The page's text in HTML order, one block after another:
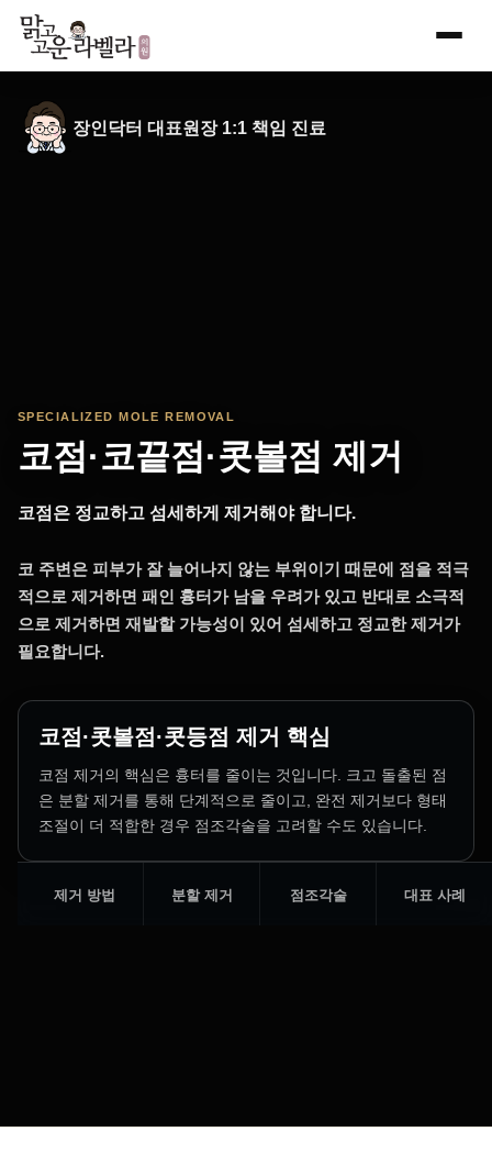
Skip
content
장인닥터 대표원장 1:1 책임 진료
코점은 정교하고 섬세하게 제거해야 합니다.
코 주변은 피부가 잘 늘어나지 않는 부위이기 때문에 점을 적극
적으로 제거하면 패인 흉터가 남을 우려가 있고 반대로 소극적
으로 제거하면 재발할 가능성이 있어 섬세하고 정교한 제거가
필요합니다.
코점·콧볼점·콧등점 제거 핵심
코점 제거의 핵심은 흉터를 줄이는 것입니다. 크고 돌출된 점
은 분할 제거를 통해 단계적으로 줄이고, 완전 제거보다 형태
조절이 더 적합한 경우 점조각술을 고려할 수도 있습니다.
제거 방법 분할 제거 점조각술 대표 사례